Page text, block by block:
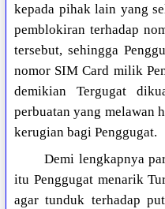
kepada pihak lain yang
pemblokiran terhadap
tersebut, sehingga
nomor SIM Card milik
demikian Tergugat
perbuatan yang melawan
kerugian bagi Penggugat.
Demi lengkapnya
itu Penggugat menarik
agar tunduk terhadap